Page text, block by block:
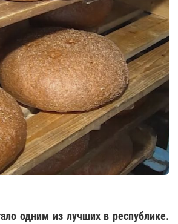
одним из лучших в республике.